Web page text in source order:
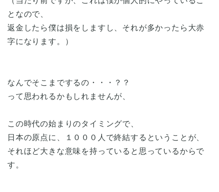
となので、
返金したら僕は損をしますし、それが多かったら大赤
字になります。）
なんでそこまでするの・・・？？
って思われるかもしれませんが、
この時代の始まりのタイミングで、
日本の原点に、１０００人で終結するということが、
それほど大きな意味を持っていると思っているからで
す。